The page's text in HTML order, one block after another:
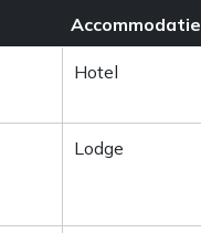
Accommodatie
Hotel
Lodge